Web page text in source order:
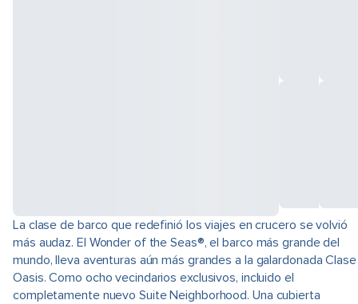
La clase de barco que redefinió los viajes en crucero se volvió
más audaz. El Wonder of the Seas®, el barco más grande del
mundo, lleva aventuras aún más grandes a la galardonada Clase
Oasis. Como ocho vecindarios exclusivos, incluido el
completamente nuevo Suite Neighborhood. Una cubierta